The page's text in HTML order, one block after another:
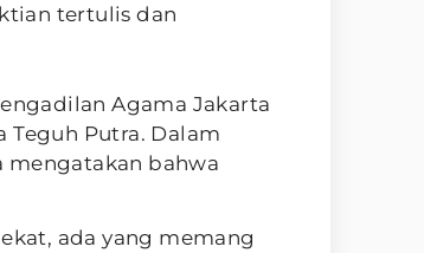
tertulis dan
Agama Jakarta
Teguh Putra. Dalam
mengatakan bahwa
ada yang memang